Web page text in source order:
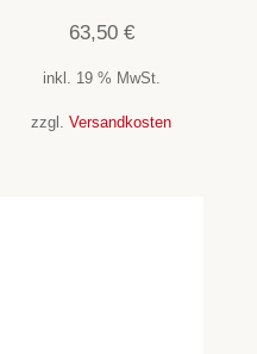
63,50 €
inkl. 19 % MwSt.
zzgl.Versandkosten